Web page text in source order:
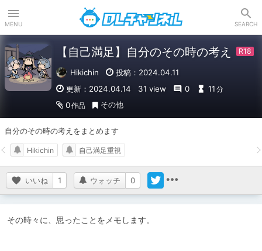
MENU SEARCH
【自己満足】自分のその時の考え
Hikichin
投稿：2024.04.11
更新：2024.04.14
31 view 0 11 分
0作品 その他
自分のその時の考えをまとめます
いいね 1 ウォッチ 0
Hikichin 自己満足重視
その時々に、思ったことをメモします。